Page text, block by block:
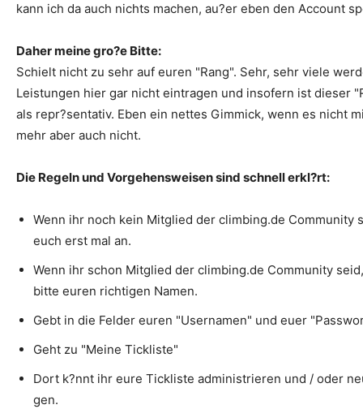
kann ich da auch nichts machen, au?er eben den Account
Daher meine gro?e Bitte:
Schielt nicht zu sehr auf euren "Rang". Sehr, sehr viele
Leistungen hier gar nicht eintragen und insofern ist dieser
als repr?sentativ. Eben ein nettes Gimmick, wenn es nicht
mehr aber auch nicht.
Die Regeln und Vorgehensweisen sind schnell erkl?rt:
Wenn ihr noch kein Mitglied der climbing.de Community
euch erst mal an.
Wenn ihr schon Mitglied der climbing.de Community
bitte euren richtigen Namen.
Gebt in die Felder euren "Usernamen" und euer
Geht zu "Meine Tickliste"
Dort k?nnt ihr eure Tickliste administrieren und / oder
gen.